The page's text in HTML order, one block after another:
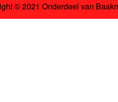
© 2021 Onderdeel van